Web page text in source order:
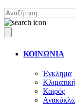
ΚΟΙΝΩΝΙΑ
Έγκλημα
Καιρός